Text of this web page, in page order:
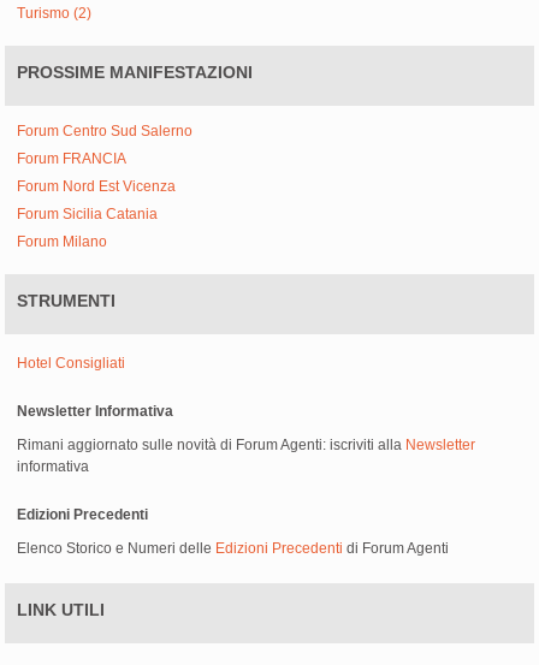
Turismo (2)
PROSSIME MANIFESTAZIONI
Forum Centro Sud Salerno
Forum FRANCIA
Forum Nord Est Vicenza
Forum Sicilia Catania
Forum Milano
STRUMENTI
Hotel Consigliati
Newsletter Informativa
Rimani aggiornato sulle novità di Forum Agenti: iscriviti alla Newsletter
informativa
Edizioni Precedenti
Elenco Storico e Numeri delle Edizioni Precedenti di Forum Agenti
LINK UTILI